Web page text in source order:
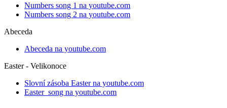
Numbers song 1 na youtube.com
Numbers song 2 na youtube.com
Abeceda
Abeceda na youtube.com
Easter - Velikonoce
Slovní zásoba Easter na youtube.com
Easter song na youtube.com